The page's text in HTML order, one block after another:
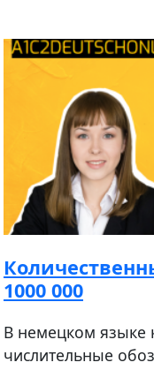
1000 000
В немецком языке
числительные